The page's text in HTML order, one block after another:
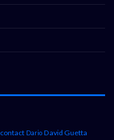
contact Dario David Guetta